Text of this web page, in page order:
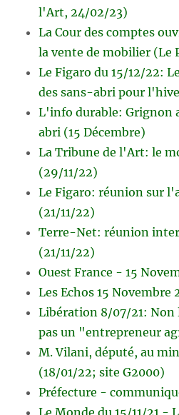
l'Art, 24/02/23)
La Cour des comptes
la vente de mobilier (Le
Le Figaro du 15/12/22:
des sans-abri pour
L'info durable: Grignon
abri (15 Décembre)
La Tribune de l'Art: le
(29/11/22)
Le Figaro: réunion sur
(21/11/22)
Terre-Net: réunion
(21/11/22)
Ouest France - 15
Les Echos 15 Novembre
Libération 8/07/21:
pas un "entrepreneur
M. Vilani, député, au
(18/01/22; site G2000)
Préfecture -
Le Monde du 15/11/21 -